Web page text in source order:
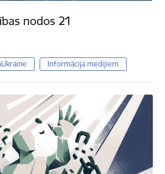
nodos 21
Informācija medijiem